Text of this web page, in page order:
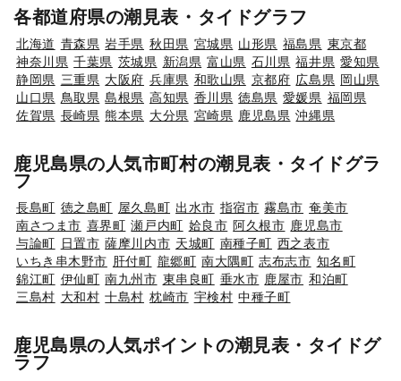
各都道府県の潮見表・タイドグラフ
北海道 青森県 岩手県 秋田県 宮城県 山形県 福島県 東京都
神奈川県 千葉県 茨城県 新潟県 富山県 石川県 福井県 愛知県
静岡県 三重県 大阪府 兵庫県 和歌山県 京都府 広島県 岡山県
山口県 鳥取県 島根県 高知県 香川県 徳島県 愛媛県 福岡県
佐賀県 長崎県 熊本県 大分県 宮崎県 鹿児島県 沖縄県
鹿児島県の人気市町村の潮見表・タイドグラ
フ
長島町 徳之島町 屋久島町 出水市 指宿市 霧島市 奄美市
南さつま市 喜界町 瀬戸内町 姶良市 阿久根市 鹿児島市
与論町 日置市 薩摩川内市 天城町 南種子町 西之表市
いちき串木野市 肝付町 龍郷町 南大隅町 志布志市 知名町
錦江町 伊仙町 南九州市 東串良町 垂水市 鹿屋市 和泊町
三島村 大和村 十島村 枕崎市 宇検村 中種子町
鹿児島県の人気ポイントの潮見表・タイドグ
ラフ